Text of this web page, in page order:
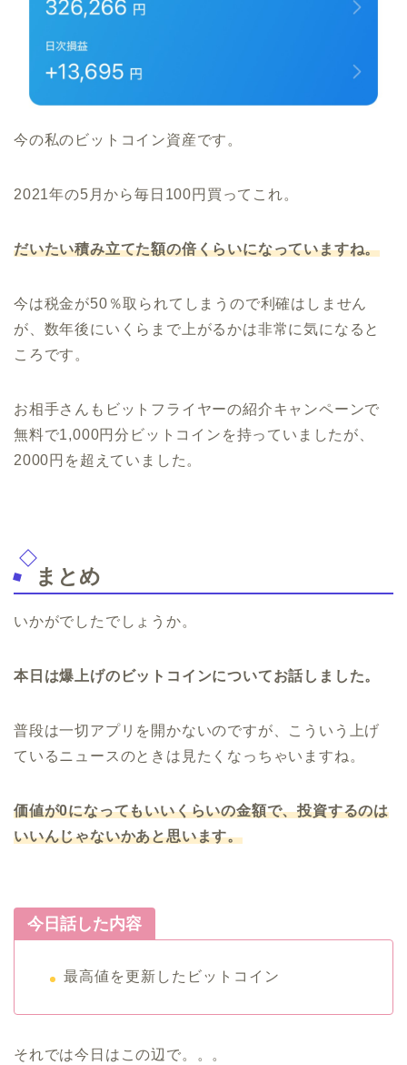
今の私のビットコイン資産です。
2021年の5月から毎日100円買ってこれ。
だいたい積み立てた額の倍くらいになっていますね。
今は税金が50％取られてしまうので利確はしません
が、数年後にいくらまで上がるかは非常に気になると
ころです。
お相手さんもビットフライヤーの紹介キャンペーンで
無料で1,000円分ビットコインを持っていましたが、
2000円を超えていました。
まとめ
いかがでしたでしょうか。
本日は爆上げのビットコインについてお話しました。
普段は一切アプリを開かないのですが、こういう上げ
ているニュースのときは見たくなっちゃいますね。
価値が0になってもいいくらいの金額で、投資するのは
いいんじゃないかあと思います。
今日話した内容
最高値を更新したビットコイン
それでは今日はこの辺で。。。